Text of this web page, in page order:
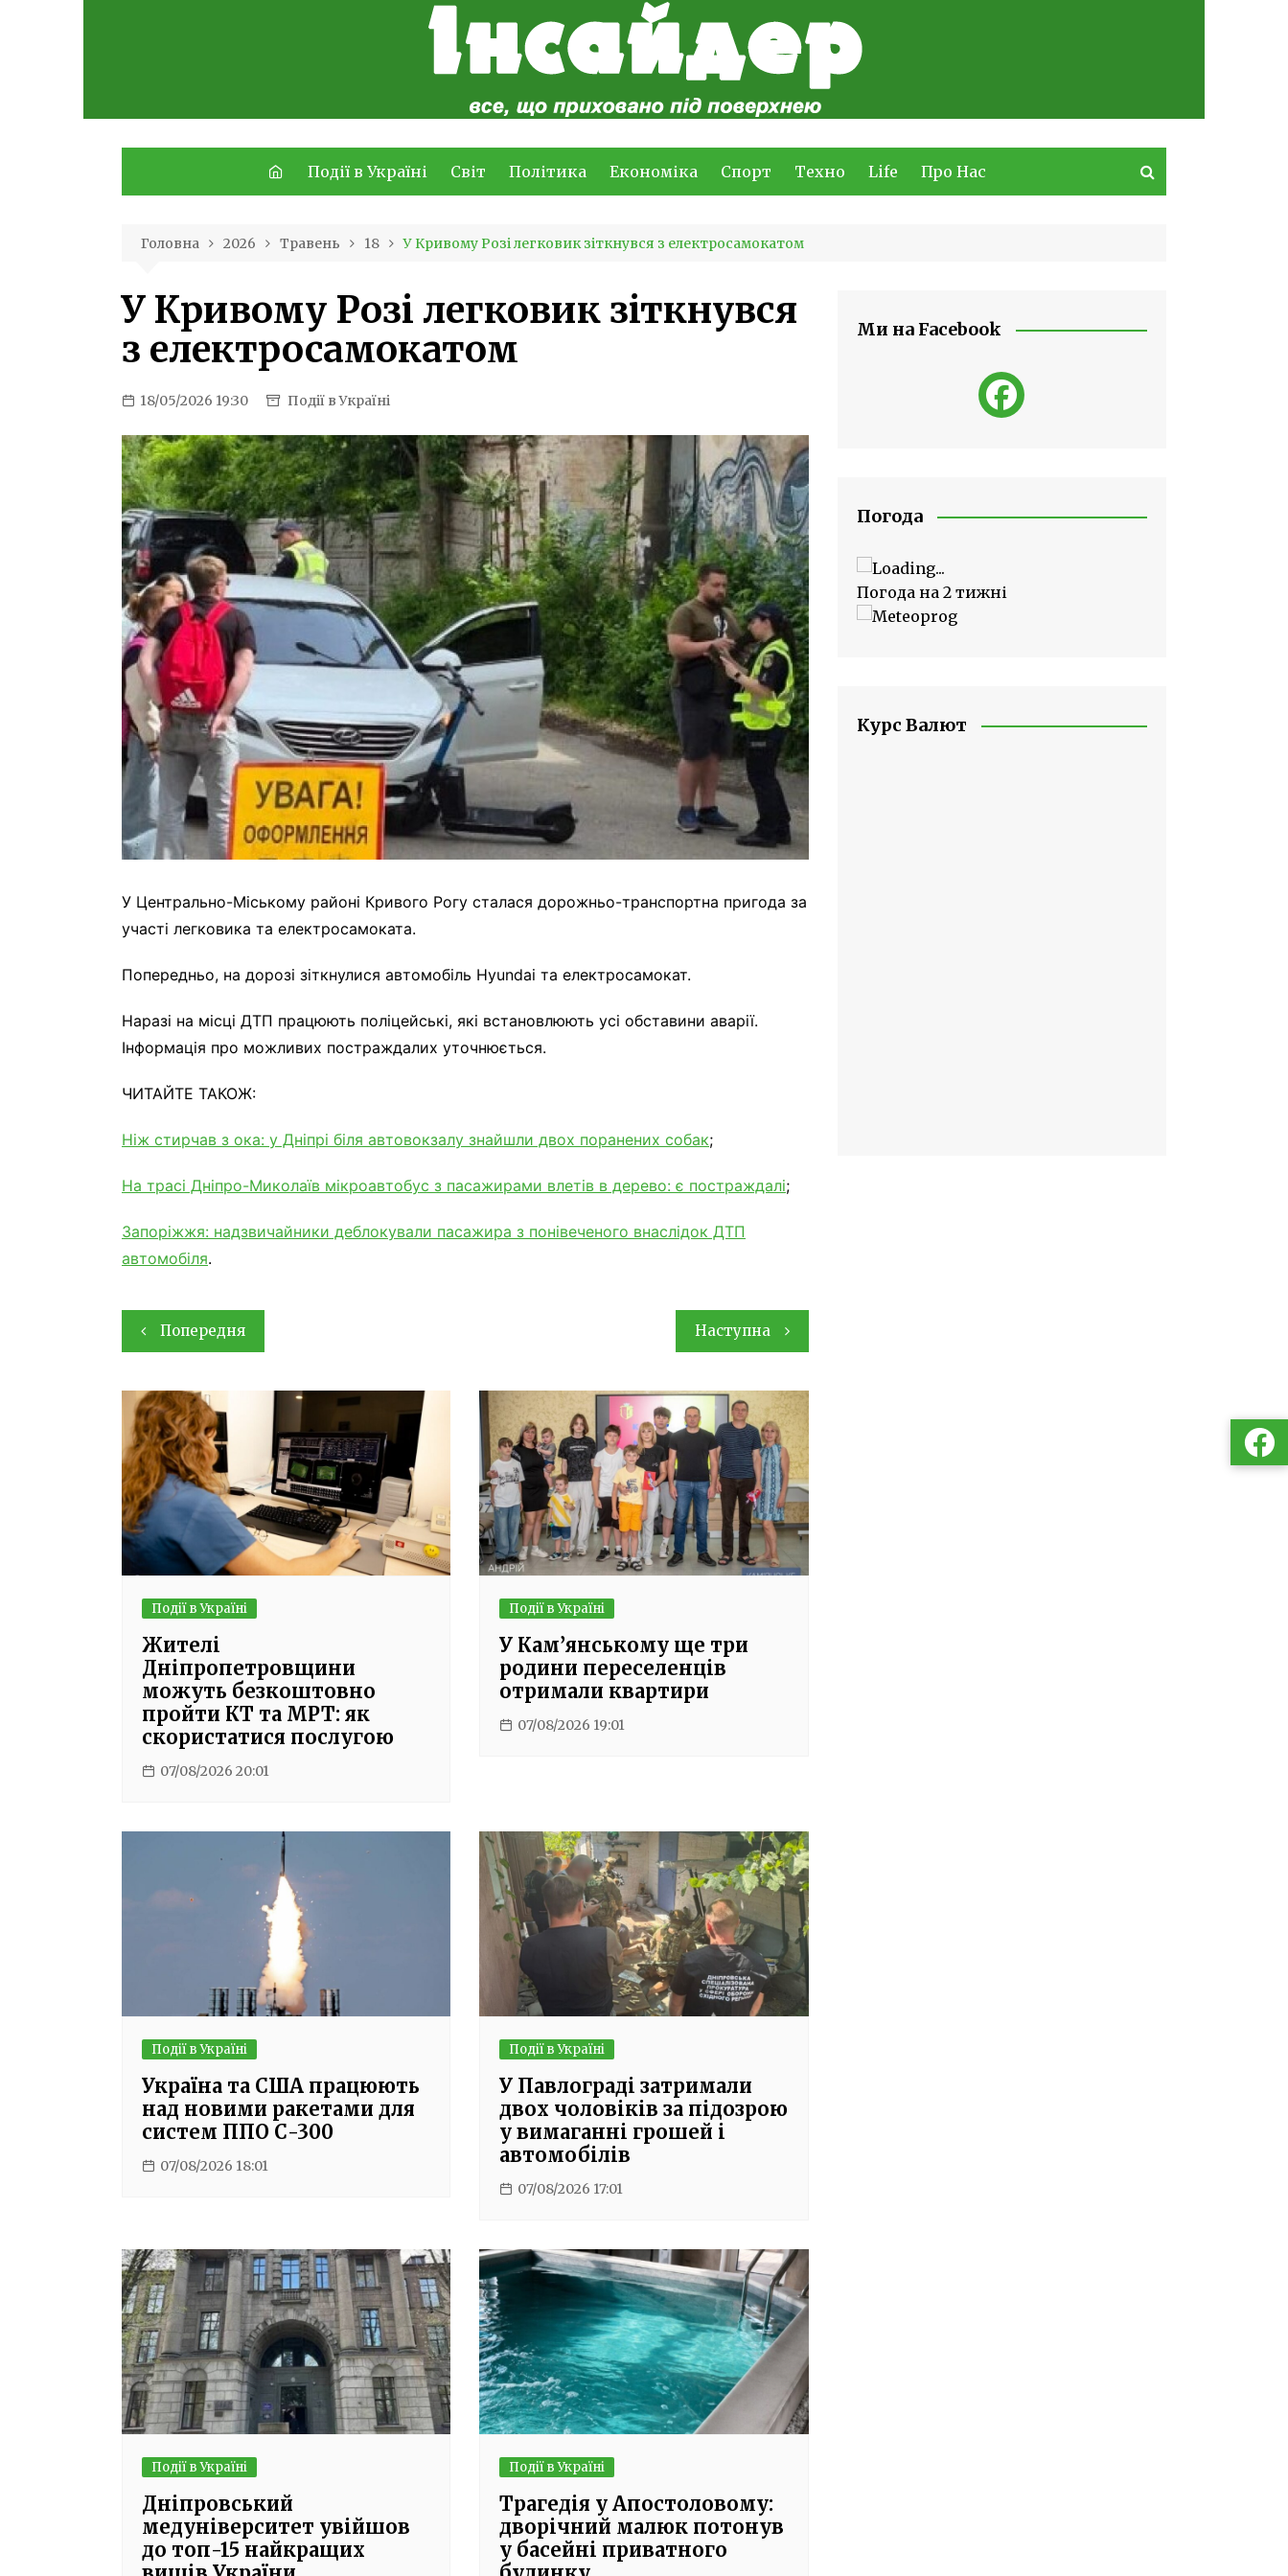
Події в Україні Світ Політика Економіка Спорт Техно Life Про Нас
Головна 2026 Травень 18 У Кривому Розі легковик зіткнувся з електросамокатом
У Кривому Розі легковик зіткнувся
з електросамокатом
18/05/2026 19:30 Події в Україні
У Центрально-Міському районі Кривого Рогу сталася дорожньо-транспортна пригода за
участі легковика та електросамоката.
Попередньо, на дорозі зіткнулися автомобіль Hyundai та електросамокат.
Наразі на місці ДТП працюють поліцейські, які встановлюють усі обставини аварії.
Інформація про можливих постраждалих уточнюється.
ЧИТАЙТЕ ТАКОЖ:
Ніж стирчав з ока: у Дніпрі біля автовокзалу знайшли двох поранених собак;
На трасі Дніпро-Миколаїв мікроавтобус з пасажирами влетів в дерево: є постраждалі;
Запоріжжя: надзвичайники деблокували пасажира з понівеченого внаслідок ДТП
автомобіля.
Навігація
записів
Попередня Наступна
Події в Україні
Жителі
Дніпропетровщини
можуть безкоштовно
пройти КТ та МРТ: як
скористатися послугою
07/08/2026 20:01
Події в Україні
У Кам’янському ще три
родини переселенців
отримали квартири
07/08/2026 19:01
Події в Україні
Україна та США працюють
над новими ракетами для
систем ППО С-300
07/08/2026 18:01
Події в Україні
У Павлограді затримали
двох чоловіків за підозрою
у вимаганні грошей і
автомобілів
07/08/2026 17:01
Події в Україні
Дніпровський
медуніверситет увійшов
до топ-15 найкращих
Події в Україні
Трагедія у Апостоловому:
дворічний малюк потонув
у басейні приватного
Ми на Facebook
Погода
Погода на 2 тижні
Курс Валют